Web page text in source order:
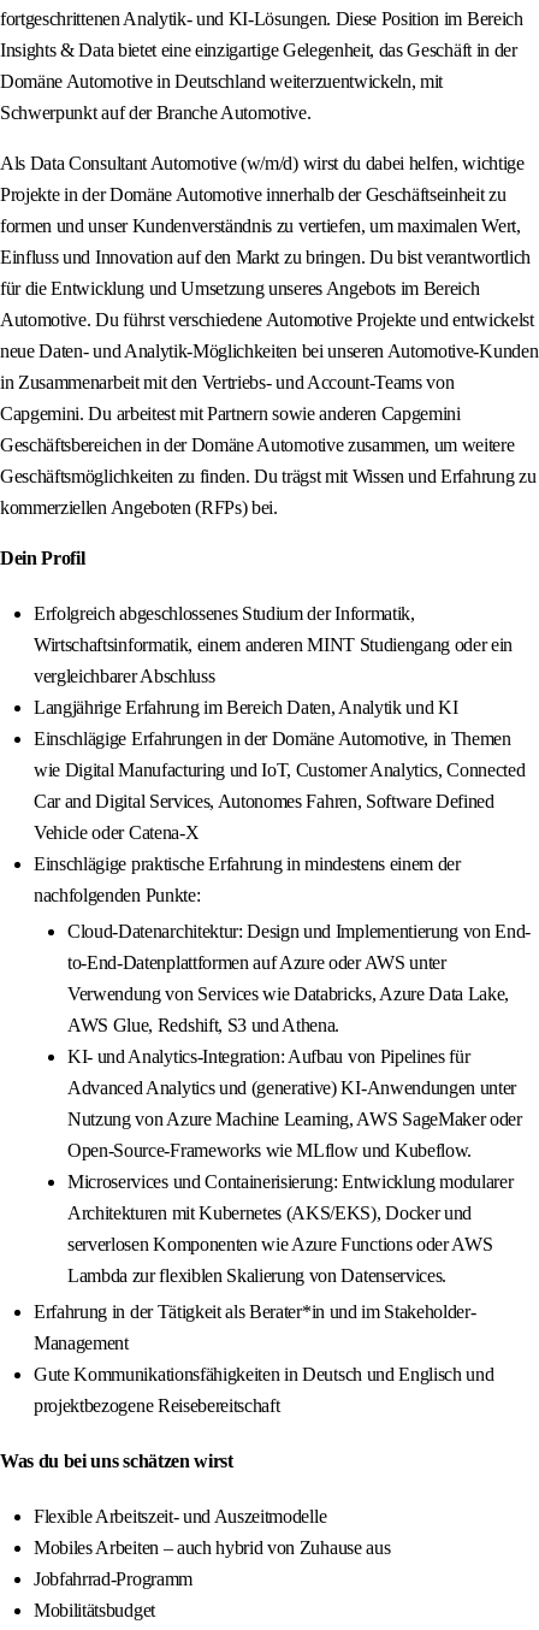
fortgeschrittenen Analytik- und KI-Lösungen. Diese Position im Bereich
Insights & Data bietet eine einzigartige Gelegenheit, das Geschäft in der
Domäne Automotive in Deutschland weiterzuentwickeln, mit
Schwerpunkt auf der Branche Automotive.
Als Data Consultant Automotive (w/m/d) wirst du dabei helfen, wichtige
Projekte in der Domäne Automotive innerhalb der Geschäftseinheit zu
formen und unser Kundenverständnis zu vertiefen, um maximalen Wert,
Einfluss und Innovation auf den Markt zu bringen. Du bist verantwortlich
für die Entwicklung und Umsetzung unseres Angebots im Bereich
Automotive. Du führst verschiedene Automotive Projekte und entwickelst
neue Daten- und Analytik-Möglichkeiten bei unseren Automotive-Kunden
in Zusammenarbeit mit den Vertriebs- und Account-Teams von
Capgemini. Du arbeitest mit Partnern sowie anderen Capgemini
Geschäftsbereichen in der Domäne Automotive zusammen, um weitere
Geschäftsmöglichkeiten zu finden. Du trägst mit Wissen und Erfahrung zu
kommerziellen Angeboten (RFPs) bei.
Dein Profil
Erfolgreich abgeschlossenes Studium der Informatik,
Wirtschaftsinformatik, einem anderen MINT Studiengang oder ein
vergleichbarer Abschluss
Langjährige Erfahrung im Bereich Daten, Analytik und KI
Einschlägige Erfahrungen in der Domäne Automotive, in Themen
wie Digital Manufacturing und IoT, Customer Analytics, Connected
Car and Digital Services, Autonomes Fahren, Software Defined
Vehicle oder Catena-X
Einschlägige praktische Erfahrung in mindestens einem der
nachfolgenden Punkte:
Cloud-Datenarchitektur: Design und Implementierung von End-
to-End-Datenplattformen auf Azure oder AWS unter
Verwendung von Services wie Databricks, Azure Data Lake,
AWS Glue, Redshift, S3 und Athena.
KI- und Analytics-Integration: Aufbau von Pipelines für
Advanced Analytics und (generative) KI-Anwendungen unter
Nutzung von Azure Machine Learning, AWS SageMaker oder
Open-Source-Frameworks wie MLflow und Kubeflow.
Microservices und Containerisierung: Entwicklung modularer
Architekturen mit Kubernetes (AKS/EKS), Docker und
serverlosen Komponenten wie Azure Functions oder AWS
Lambda zur flexiblen Skalierung von Datenservices.
Erfahrung in der Tätigkeit als Berater*in und im Stakeholder-
Management
Gute Kommunikationsfähigkeiten in Deutsch und Englisch und
projektbezogene Reisebereitschaft
Was du bei uns schätzen wirst
Flexible Arbeitszeit- und Auszeitmodelle
Mobiles Arbeiten – auch hybrid von Zuhause aus
Jobfahrrad-Programm
Mobilitätsbudget